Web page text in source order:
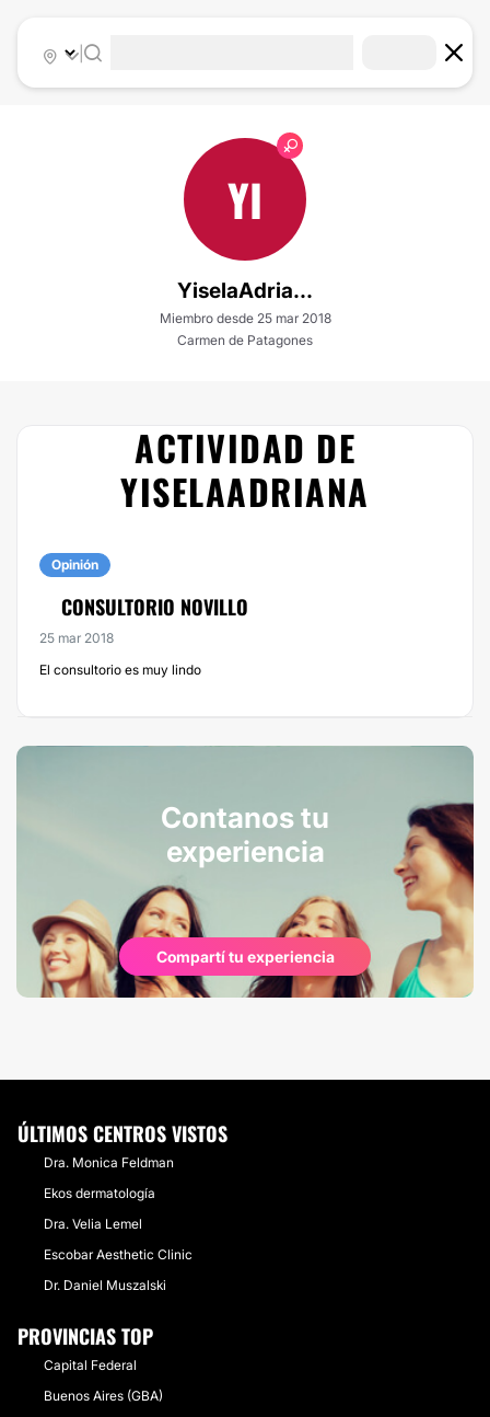
|
YI
YiselaAdria...
Miembro desde 25 mar 2018
Carmen de Patagones
ACTIVIDAD DE
YISELAADRIANA
Opinión
CONSULTORIO NOVILLO
25 mar 2018
El consultorio es muy lindo
Contanos tu
experiencia
Compartí tu experiencia
ÚLTIMOS CENTROS VISTOS
Dra. Monica Feldman
Ekos dermatología
Dra. Velia Lemel
Escobar Aesthetic Clinic
Dr. Daniel Muszalski
PROVINCIAS TOP
Capital Federal
Buenos Aires (GBA)